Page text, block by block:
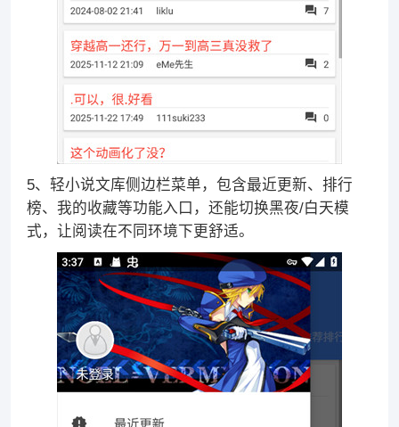
5、轻小说文库侧边栏菜单，包含最近更新、排行
榜、我的收藏等功能入口，还能切换黑夜/白天模
式，让阅读在不同环境下更舒适。